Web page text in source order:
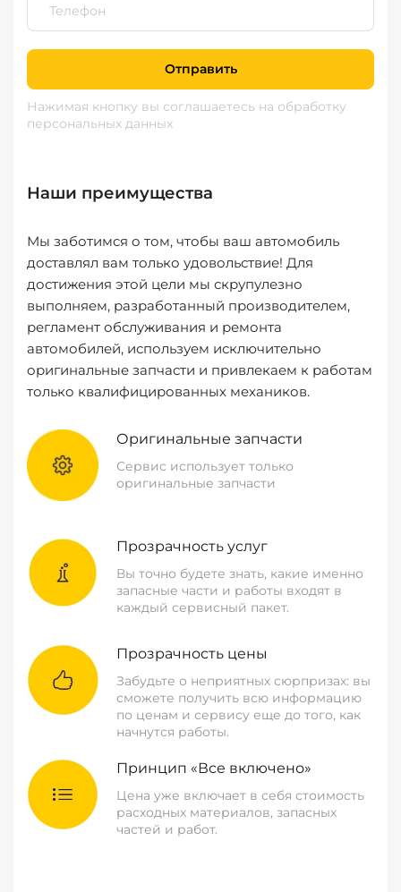
Отправить
Нажимая кнопку вы соглашаетесь на обработку
персональных данных
Наши преимущества
Мы заботимся о том, чтобы ваш автомобиль
доставлял вам только удовольствие! Для
достижения этой цели мы скрупулезно
выполняем, разработанный производителем,
регламент обслуживания и ремонта
автомобилей, используем исключительно
оригинальные запчасти и привлекаем к работам
только квалифицированных механиков.
Оригинальные запчасти
Сервис использует только
оригинальные запчасти
Прозрачность услуг
Вы точно будете знать, какие именно
запасные части и работы входят в
каждый сервисный пакет.
Прозрачность цены
Забудьте о неприятных сюрпризах: вы
сможете получить всю информацию
по ценам и сервису еще до того, как
начнутся работы.
Принцип «Все включено»
Цена уже включает в себя стоимость
расходных материалов, запасных
частей и работ.